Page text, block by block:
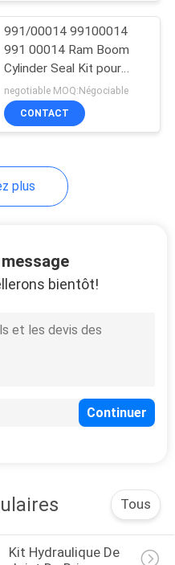
202
9
991/00014 99100014
991 00014 Ram Boom
Cylinder Seal Kit pour
JCB 3C-2WD
negotiable MOQ:Négociable
CONTACT
plus
bientôt!
Tous
Kit Hydraulique De